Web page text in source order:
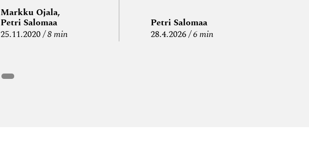
Markku Ojala,
Petri Salomaa
25.11.2020 8 min
Petri Salomaa
28.4.2026 6 min